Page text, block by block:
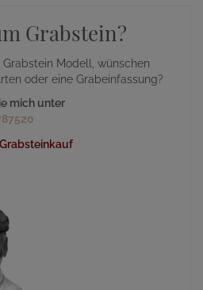
Grabstein?
Modell, wünschen
oder eine Grabeinfassung?
mich unter